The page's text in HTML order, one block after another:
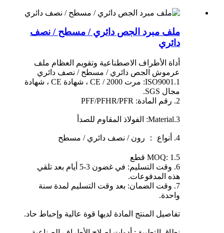
ملف مبرد الجص دائري / مسطح / نصف
دائري
أداة الأطراف الاصطناعية وتقويم العظام ملف
عرموش الجص دائري / مسطح / نصف دائري
1.ISO9001: مرت 2000 / CE ، شهادة CE ، شهادة
مجال SGS.
2. رقم المادة: PFF/PFHR/PFR
3.Material: الفولاذ المقاوم للصدأ
4. أنواع ： رون / نصف دائري / مسطح
5.MOQ: 1 قطع
6. وقت التسليم: في غضون 3-5 أيام بعد تلقي
هذه المدفوعات.
7. وقت الضمان: بعد وقت التسليم لمدة سنة
واحدة.
تفاصيل المنتج المادة لديها قوة عالية وإحباط حاد.